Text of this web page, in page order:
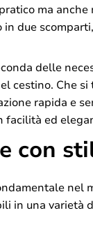
ma anche
due
delle
cestino. Che
rapida e
facilità ed
con
nel
in una varietà